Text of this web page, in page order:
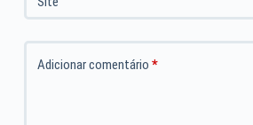
Adicionar comentário *